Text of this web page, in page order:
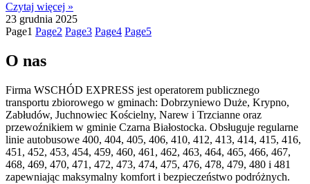
Czytaj więcej »
23 grudnia 2025
Page1 Page2 Page3 Page4 Page5
O nas
Firma WSCHÓD EXPRESS jest operatorem publicznego
transportu zbiorowego w gminach: Dobrzyniewo Duże, Krypno,
Zabłudów, Juchnowiec Kościelny, Narew i Trzcianne oraz
przewoźnikiem w gminie Czarna Białostocka. Obsługuje regularne
linie autobusowe 400, 404, 405, 406, 410, 412, 413, 414, 415, 416,
451, 452, 453, 454, 459, 460, 461, 462, 463, 464, 465, 466, 467,
468, 469, 470, 471, 472, 473, 474, 475, 476, 478, 479, 480 i 481
zapewniając maksymalny komfort i bezpieczeństwo podróżnych.